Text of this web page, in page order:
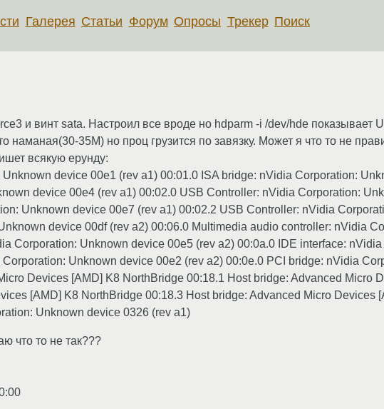
Галерея Статьи Форум Опросы Трекер Поиск
и винт sata. Настроил все вроде но hdparm -i /dev/hde показывает
наманая(30-35М) но проц грузится по завязку. Может я что то не
всякую ерунду:
device 00e1 (rev a1) 00:01.0 ISA bridge: nVidia Corporation:
device 00e4 (rev a1) 00:02.0 USB Controller: nVidia Corporation:
Unknown device 00e7 (rev a1) 00:02.2 USB Controller: nVidia
device 00df (rev a2) 00:06.0 Multimedia audio controller: nVidia
Corporation: Unknown device 00e5 (rev a2) 00:0a.0 IDE interface:
Unknown device 00e2 (rev a2) 00:0e.0 PCI bridge: nVidia
Devices [AMD] K8 NorthBridge 00:18.1 Host bridge: Advanced Micro
[AMD] K8 NorthBridge 00:18.3 Host bridge: Advanced Micro Devices
Unknown device 0326 (rev a1)
что то не так???